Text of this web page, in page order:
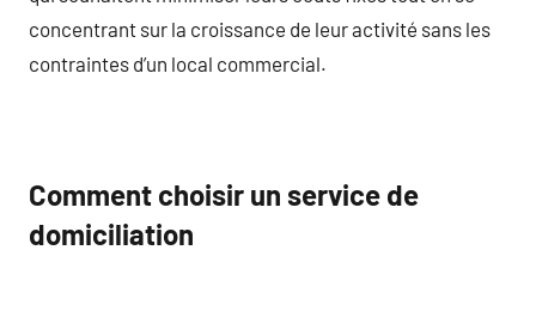
concentrant sur la croissance de leur activité sans les
contraintes d’un local commercial.
Comment choisir un service de
domiciliation